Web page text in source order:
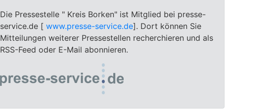
Die Pressestelle " Kreis Borken" ist Mitglied bei presse-
service.de [ www.presse-service.de]. Dort können Sie
Mitteilungen weiterer Pressestellen recherchieren und als
RSS-Feed oder E-Mail abonnieren.